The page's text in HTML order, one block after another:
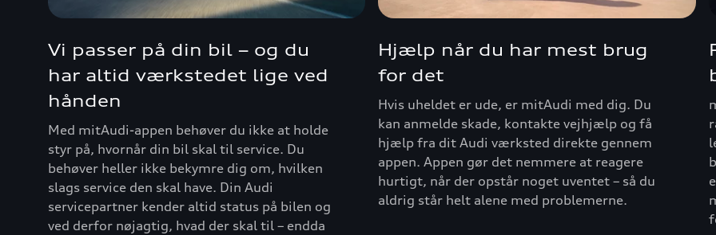
Vi passer på din bil – og du
har altid værkstedet lige ved
hånden
Med mitAudi-appen behøver du ikke at holde
styr på, hvornår din bil skal til service. Du
behøver heller ikke bekymre dig om, hvilken
slags service den skal have. Din Audi
servicepartner kender altid status på bilen og
ved derfor nøjagtig, hvad der skal til – endda
Hjælp når du har mest brug
for det
Hvis uheldet er ude, er mitAudi med dig. Du
kan anmelde skade, kontakte vejhjælp og få
hjælp fra dit Audi værksted direkte gennem
appen. Appen gør det nemmere at reagere
hurtigt, når der opstår noget uventet – så du
aldrig står helt alene med problemerne.